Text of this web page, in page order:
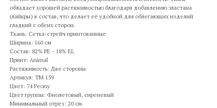
обладает хорошей растяжимостью благодаря добавлению эластана
(лайкры) в состав, что делает её удобной для облегающих изделий
гладкий с обеих сторон.
Ткань: Сетка-стрейч принтованные
Ширина: 160 см
Состав: 82% PE - 18% EL
Принт: Animal
Растяжимость: Две стороны
Артикул: TM 159
Цвет: 74 Peony
Цвет группы: Фиолетовый, сиреневый
Минимальный отрез: 20 см.